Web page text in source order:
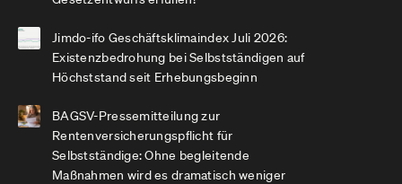
Jimdo-ifo Geschäftsklimaindex Juli 2026:
Existenzbedrohung bei Selbstständigen auf
Höchststand seit Erhebungsbeginn
BAGSV-Pressemitteilung zur
Rentenversicherungspflicht für
Selbstständige: Ohne begleitende
Maßnahmen wird es dramatisch weniger